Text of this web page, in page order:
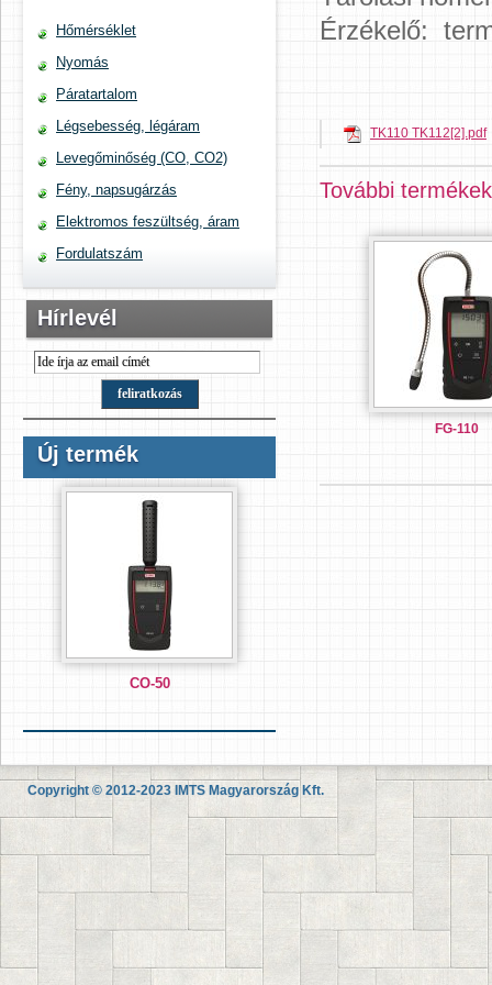
Hőmérséklet
Nyomás
Páratartalom
Légsebesség, légáram
Levegőminőség (CO, CO2)
Fény, napsugárzás
Elektromos feszültség, áram
Fordulatszám
Hírlevél
Új termék
CO-50
Érzékelő:
TK110 TK112[2].pdf
További
FG-110
Copyright © 2012-2023 IMTS Magyarország Kft.